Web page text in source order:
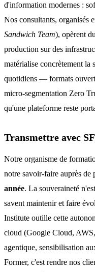
d'information modernes :
Nos consultants, organisés
Sandwich Team), opèrent
production sur des
matérialise concrètement la
quotidiens — formats
micro-segmentation Zero
qu'une plateforme reste
Transmettre avec
Notre organisme de
notre savoir-faire auprès de
année. La souveraineté
savent maintenir et faire
Institute outille cette
cloud (Google Cloud,
agentique, sensibilisation
Former, c'est rendre nos